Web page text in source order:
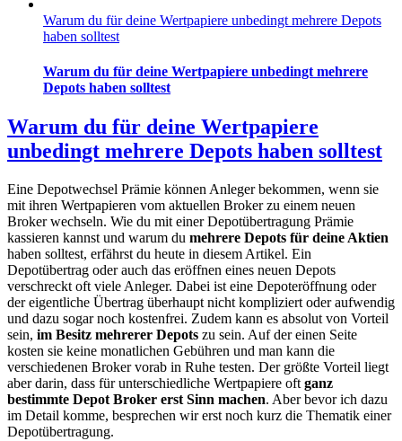
Warum du für deine Wertpapiere unbedingt mehrere Depots
haben solltest
Warum du für deine Wertpapiere unbedingt mehrere
Depots haben solltest
Warum du für deine Wertpapiere
unbedingt mehrere Depots haben solltest
Eine Depotwechsel Prämie können Anleger bekommen, wenn sie
mit ihren Wertpapieren vom aktuellen Broker zu einem neuen
Broker wechseln. Wie du mit einer Depotübertragung Prämie
kassieren kannst und warum du mehrere Depots für deine Aktien
haben solltest, erfährst du heute in diesem Artikel. Ein
Depotübertrag oder auch das eröffnen eines neuen Depots
verschreckt oft viele Anleger. Dabei ist eine Depoteröffnung oder
der eigentliche Übertrag überhaupt nicht kompliziert oder aufwendig
und dazu sogar noch kostenfrei. Zudem kann es absolut von Vorteil
sein, im Besitz mehrerer Depots zu sein. Auf der einen Seite
kosten sie keine monatlichen Gebühren und man kann die
verschiedenen Broker vorab in Ruhe testen. Der größte Vorteil liegt
aber darin, dass für unterschiedliche Wertpapiere oft ganz
bestimmte Depot Broker erst Sinn machen. Aber bevor ich dazu
im Detail komme, besprechen wir erst noch kurz die Thematik einer
Depotübertragung.